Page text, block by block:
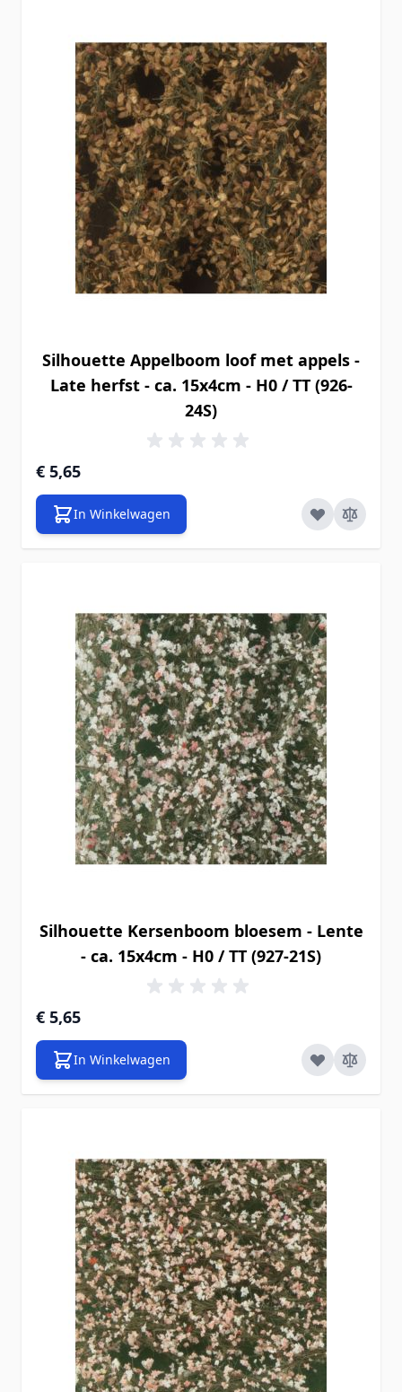
Silhouette Appelboom loof met appels -
Late herfst - ca. 15x4cm - H0 / TT (926-
24S)
€ 5,65
In Winkelwagen
Silhouette Kersenboom bloesem - Lente
- ca. 15x4cm - H0 / TT (927-21S)
€ 5,65
In Winkelwagen